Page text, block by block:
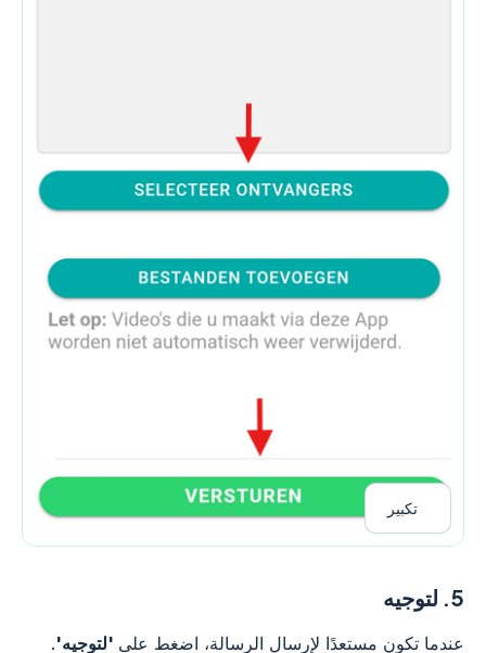
تكبير
5. لتوجيه
عندما تكون مستعدًا لإرسال الرسالة، اضغط على 'لتوجيه'.